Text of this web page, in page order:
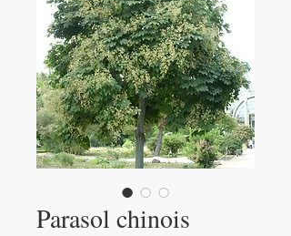
Parasol chinois